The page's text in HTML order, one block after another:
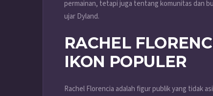
permainan, tetapi juga tentang komunitas dan
ujar Dyland.
RACHEL
IKON POPULER
Rachel Florencia adalah figur publik yang tidak